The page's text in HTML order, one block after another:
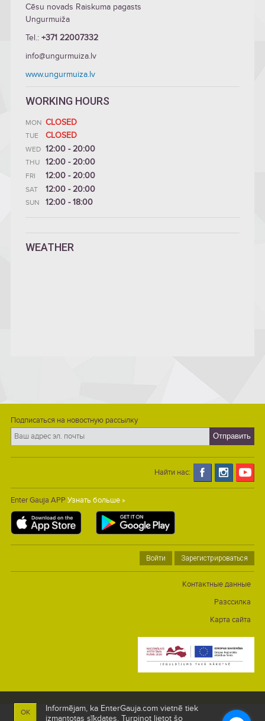
Cēsu novads Raiskuma pagasts
Ungurmuiža
Tel.: +371 22007332
info@ungurmuiza.lv
www.ungurmuiza.lv
WORKING HOURS
MON CLOSED
TUE CLOSED
WED 12:00 - 20:00
THU 12:00 - 20:00
FRI 12:00 - 20:00
SAT 12:00 - 20:00
SUN 12:00 - 18:00
WEATHER
Подписаться на новостную рассылку
Найти нас:
Enter Gauja APP Узнать больше »
Войти Зарегистрироваться
Контактные данные
Разссилка
Карта сайта
OK
Informējam, ka EnterGauja.com vietnē tiek
izmantotas sīkdates. Turpinot lietot šo